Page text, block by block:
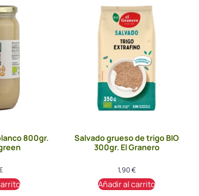
800gr.
Salvado grueso de trigo BIO
300gr. El Granero
1,90€
Añadir al carrito